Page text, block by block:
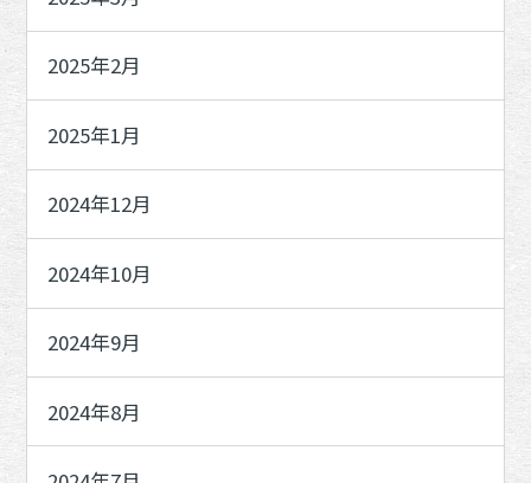
2025年2月
2025年1月
2024年12月
2024年10月
2024年9月
2024年8月